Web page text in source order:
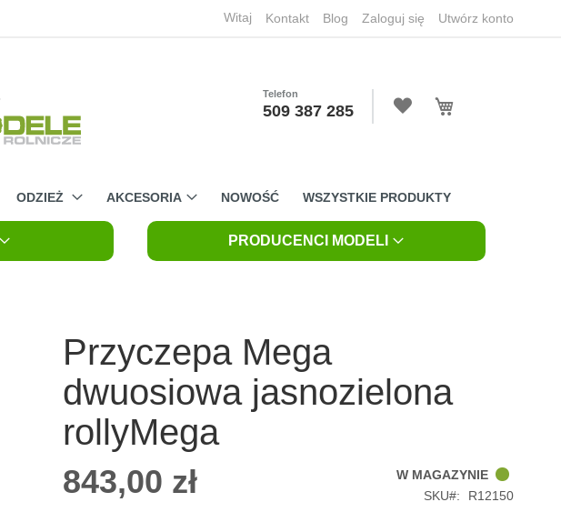
Witaj Kontakt Blog Zaloguj się Utwórz konto
Telefon
509 387 285
ODZIEŻ AKCESORIA NOWOŚĆ WSZYSTKIE PRODUKTY
PRODUCENCI MODELI
Przyczepa Mega
dwuosiowa jasnozielona
rollyMega
843,00 zł
W MAGAZYNIE
SKU
R12150